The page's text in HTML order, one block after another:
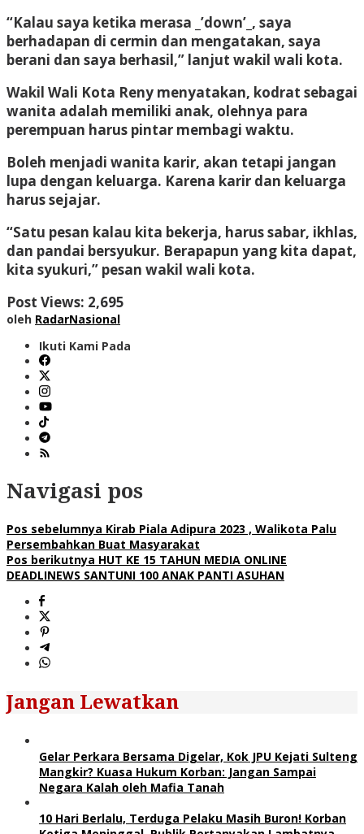
“Kalau saya ketika merasa _’down’_, saya
berhadapan di cermin dan mengatakan, saya
berani dan saya berhasil,” lanjut wakil wali kota.
Wakil Wali Kota Reny menyatakan, kodrat sebagai
wanita adalah memiliki anak, olehnya para
perempuan harus pintar membagi waktu.
Boleh menjadi wanita karir, akan tetapi jangan
lupa dengan keluarga. Karena karir dan keluarga
harus sejajar.
“Satu pesan kalau kita bekerja, harus sabar, ikhlas,
dan pandai bersyukur. Berapapun yang kita dapat,
kita syukuri,” pesan wakil wali kota.
Post Views: 2,695
oleh RadarNasional
Ikuti Kami Pada
Navigasi pos
Pos sebelumnya Kirab Piala Adipura 2023 , Walikota Palu
Persembahkan Buat Masyarakat
Pos berikutnya HUT KE 15 TAHUN MEDIA ONLINE
DEADLINEWS SANTUNI 100 ANAK PANTI ASUHAN
Jangan Lewatkan
Gelar Perkara Bersama Digelar, Kok JPU Kejati Sulteng
Mangkir? Kuasa Hukum Korban: Jangan Sampai
Negara Kalah oleh Mafia Tanah
10 Hari Berlalu, Terduga Pelaku Masih Buron! Korban